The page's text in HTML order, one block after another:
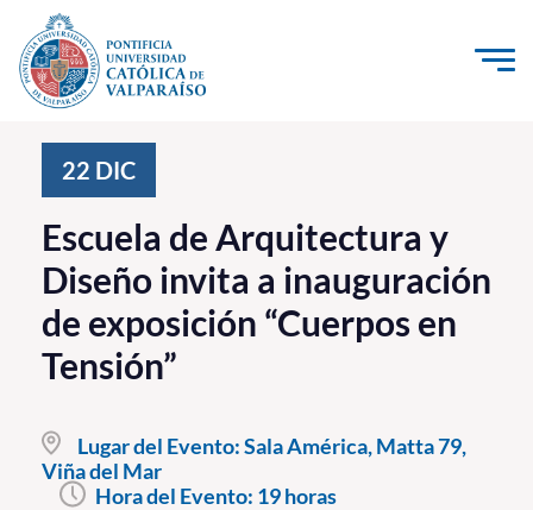
Click acá para ir directamente al contenido
Investigación, Creación e Innovación
PUCV Internacional
Vinculación con el Medio
Admisión
Pregrado
Postgrado
22 DIC
Escuela de Arquitectura y
Diseño invita a inauguración
de exposición “Cuerpos en
Tensión”
Lugar del Evento:Sala América, Matta 79,
Viña del Mar
Hora del Evento: 19 horas